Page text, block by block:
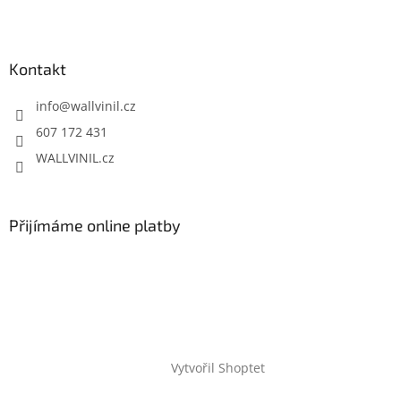
Kontakt
info@wallvinil.cz
607 172 431
WALLVINIL.cz
Přijímáme online platby
Vytvořil Shoptet